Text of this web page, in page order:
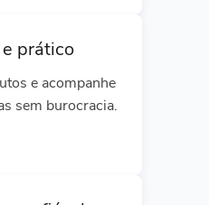
prático
e acompanhe
sem burocracia.